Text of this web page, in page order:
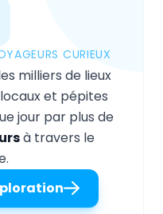
CURIEUX
milliers de lieux
et pépites
jour par plus de
à travers le